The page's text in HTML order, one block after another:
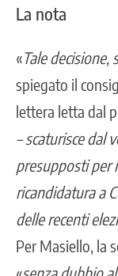
La nota
«Tale
spiegato il
lettera letta dal
– scaturisce dal
presupposti per
ricandidatura a
delle recenti
Per Masiello, la